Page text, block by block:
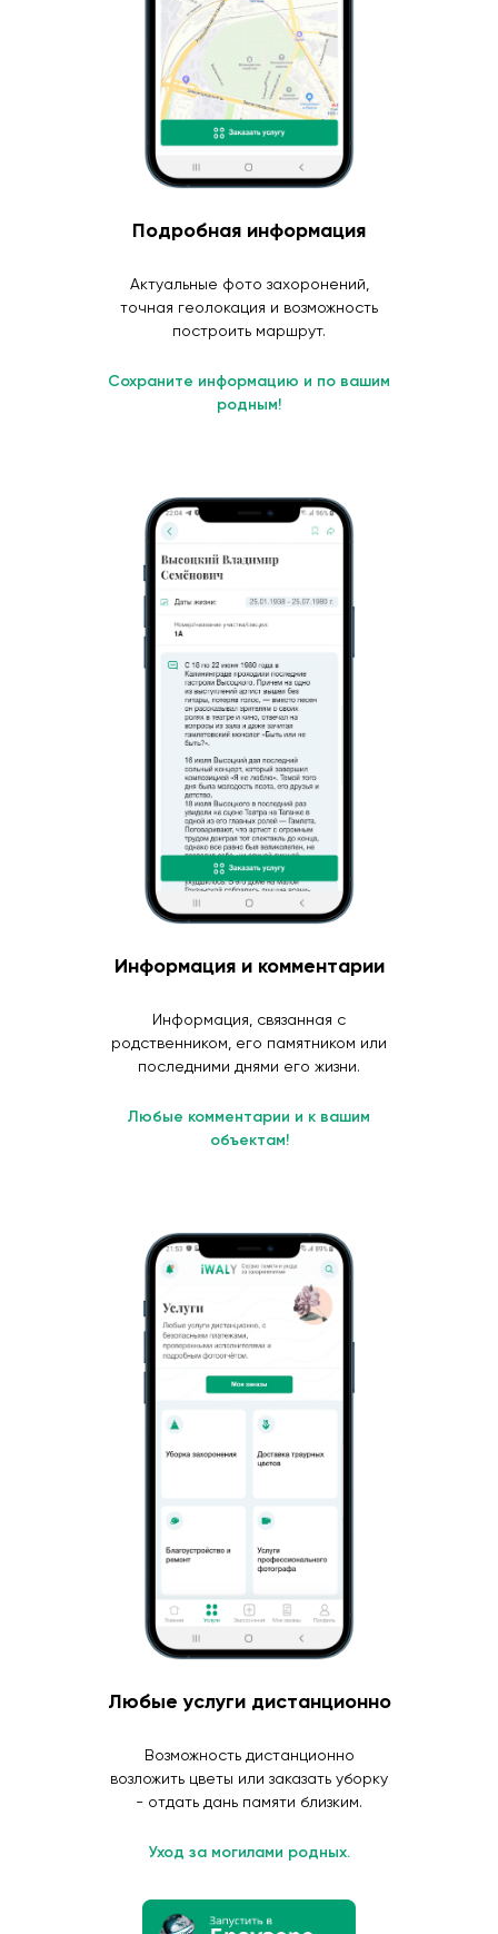
Подробная информация
Актуальные фото захоронений,
точная геолокация и возможность
построить маршрут.
Сохраните информацию и по вашим
родным!
Информация и комментарии
Информация, связанная с
родственником, его памятником или
последними днями его жизни.
Любые комментарии и к вашим
объектам!
Любые услуги дистанционно
Возможность дистанционно
возложить цветы или заказать уборку
- отдать дань памяти близким.
Уход за могилами родных.